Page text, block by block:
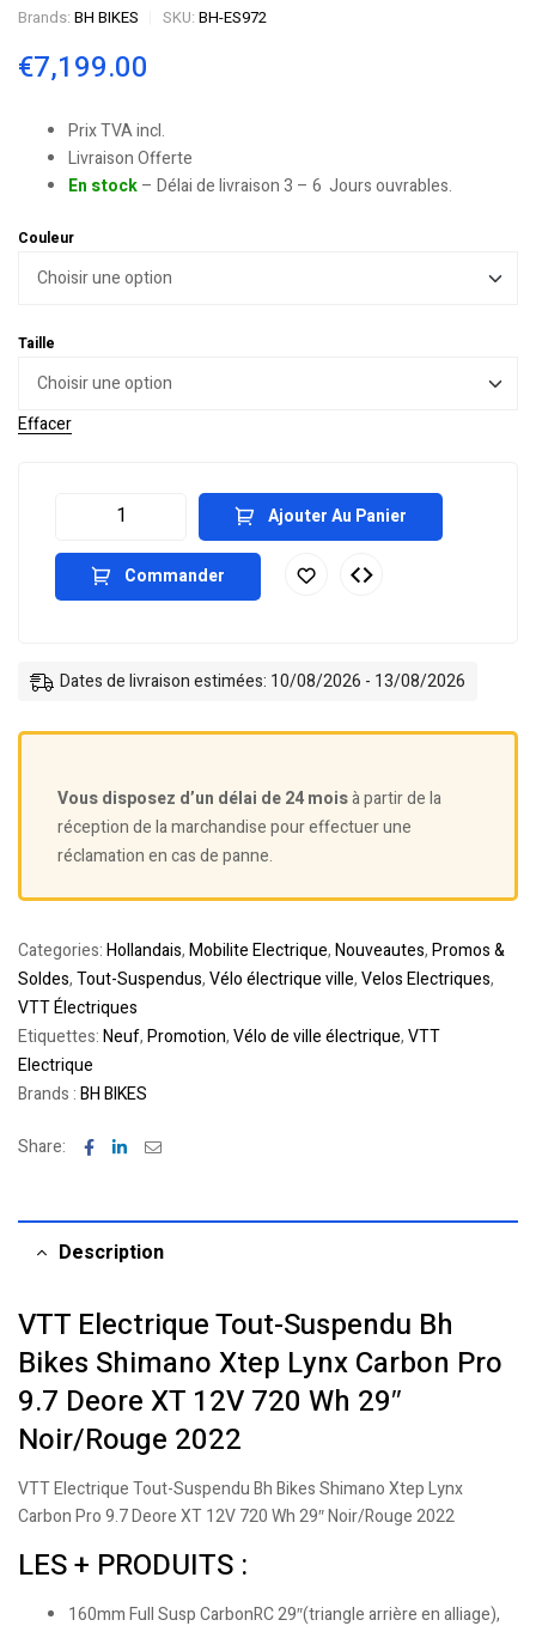
Brands: BH BIKES SKU: BH-ES972
€7,199.00
Prix TVA incl.
Livraison Offerte
En stock– Délai de livraison 3 – 6 Jours ouvrables.
Couleur
Taille
Effacer
Ajouter Au Panier
Commander
Dates de livraison estimées: 10/08/2026 - 13/08/2026
Vous disposez d’un délai de 24 moisà partir de la
réception de la marchandise pour effectuer une
réclamation en cas de panne.
Categories:Hollandais,Mobilite Electrique,Nouveautes,Promos &
Soldes,Tout-Suspendus,Vélo électrique ville,Velos Electriques,
VTT Électriques
Etiquettes:Neuf,Promotion,Vélo de ville électrique,VTT
Electrique
Brands :BH BIKES
Share: Facebook
LinkedinEmail
Description
VTT Electrique Tout-Suspendu Bh
Bikes Shimano Xtep Lynx Carbon Pro
9.7 Deore XT 12V 720 Wh 29″
Noir/Rouge 2022
VTT Electrique Tout-Suspendu Bh Bikes Shimano Xtep Lynx
Carbon Pro 9.7 Deore XT 12V 720 Wh 29″ Noir/Rouge 2022
LES + PRODUITS :
160mm Full Susp CarbonRC 29″(triangle arrière en alliage),